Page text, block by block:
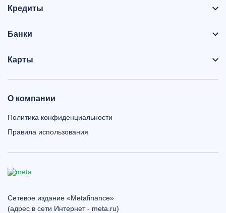
Кредиты
Банки
Карты
О компании
Политика конфиденциальности
Правила использования
Сетевое издание «Metafinance»
(адрес в сети Интернет - meta.ru)